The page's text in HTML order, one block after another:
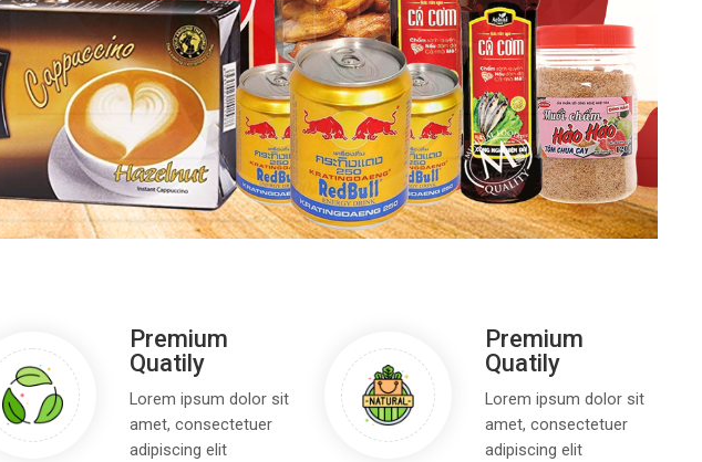
Premium
Quatily
Lorem ipsum dolor sit
amet, consectetuer
adipiscing elit
Premium
Quatily
Lorem ipsum dolor sit
amet, consectetuer
adipiscing elit